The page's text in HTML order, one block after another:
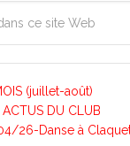
(juillet-août)
DU CLUB
26-Danse à